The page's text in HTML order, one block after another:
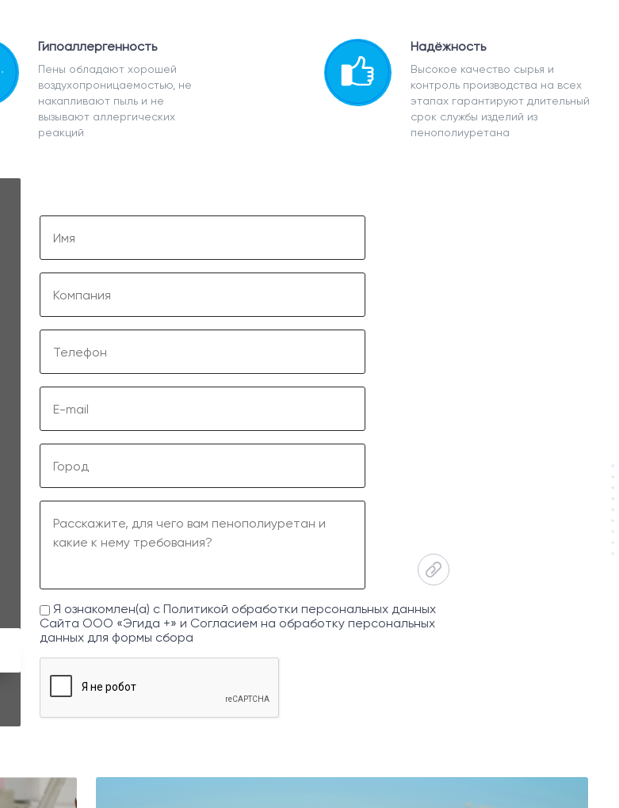
Гипоаллергенность
Пены обладают хорошей
воздухопроницаемостью, не
накапливают пыль и не
вызывают аллергических
реакций
Надёжность
Высокое качество сырья и
контроль производства на всех
этапах гарантируют длительный
срок службы изделий из
пенополиуретана
Я ознакомлен(а) с Политикой обработки персональных данных
Сайта ООО «Эгида +» и Согласием на обработку персональных
данных для формы сбора